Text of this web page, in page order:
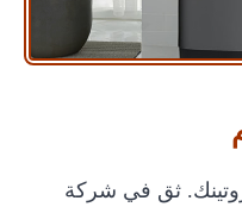
ثق في شركة